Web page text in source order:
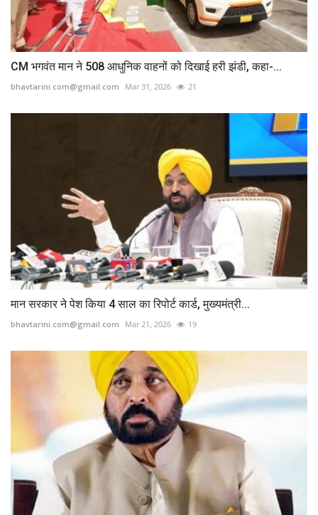
CM भगवंत मान ने 508 आधुनिक वाहनों को दिखाई हरी झंडी, कहा-...
bhavtarini.com@gmail.com Mar 31, 2026 21
मान सरकार ने पेश किया 4 साल का रिपोर्ट कार्ड, मुख्यमंत्री...
bhavtarini.com@gmail.com Mar 21, 2026 19